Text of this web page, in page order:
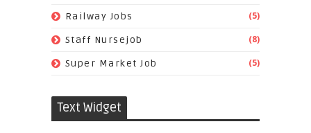
Railway Jobs (5)
Staff Nursejob (8)
Super Market Job (5)
Text Widget